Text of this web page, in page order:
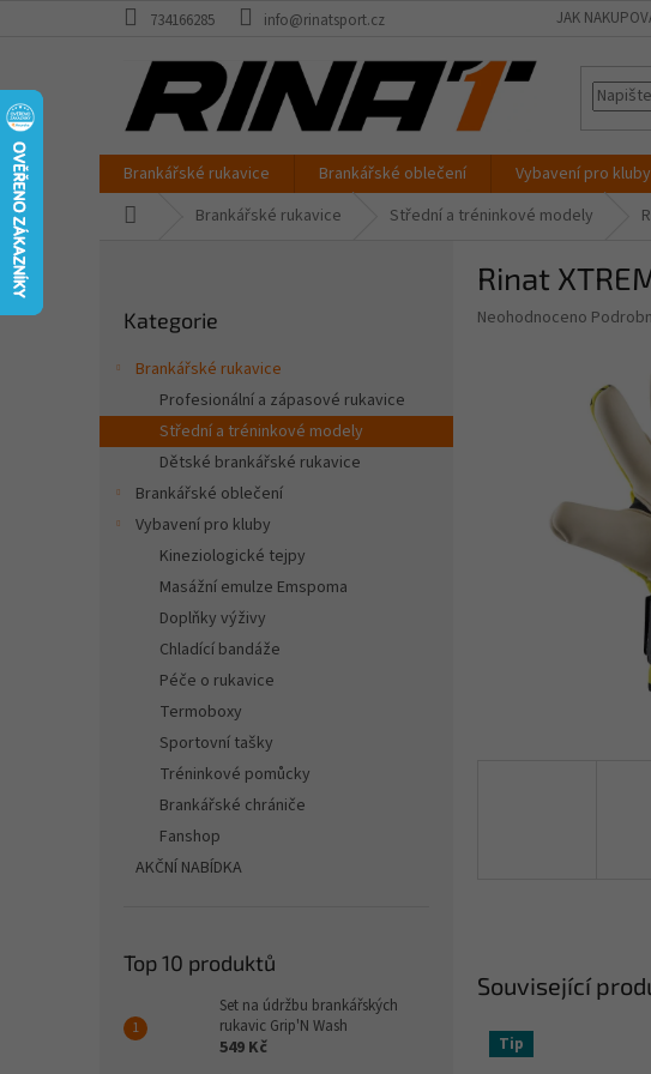
734166285 info@rinatsport.cz JAK
Brankářské rukavice Brankářské oblečení Vybavení pro kluby
Brankářské rukavice Střední a tréninkové modely
n
kategorie
Kategorie
Brankářské rukavice
Profesionální a zápasové rukavice
Střední a tréninkové modely
Dětské brankářské rukavice
Brankářské oblečení
Vybavení pro kluby
Kineziologické tejpy
Masážní emulze Emspoma
Doplňky výživy
Chladící bandáže
Péče o rukavice
Termoboxy
Sportovní tašky
Tréninkové pomůcky
Brankářské chrániče
Fanshop
AKČNÍ NABÍDKA
Top 10 produktů
Set na údržbu brankářských
rukavic Grip'N Wash
549 Kč
Rinat
Průměrné
Neohodnoceno
Související
Tip